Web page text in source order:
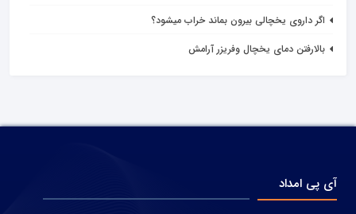
اگر داروی یخچالی بیرون بماند خراب میشود؟
بالارفتن دمای یخچال وفریزر آرامش
آی پی امداد